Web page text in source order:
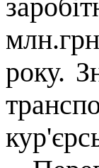
млн.грн
року.